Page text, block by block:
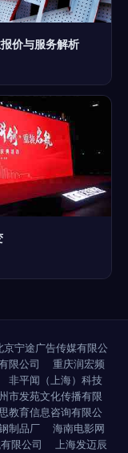
价与服务解析
京宁途广告传媒有限公
限公司
重庆润宏频
非平闻（上海）科技
市发苑文化传播有限
教育信息咨询有限公
制品厂
海南电影网
限公司
上海发迈辰